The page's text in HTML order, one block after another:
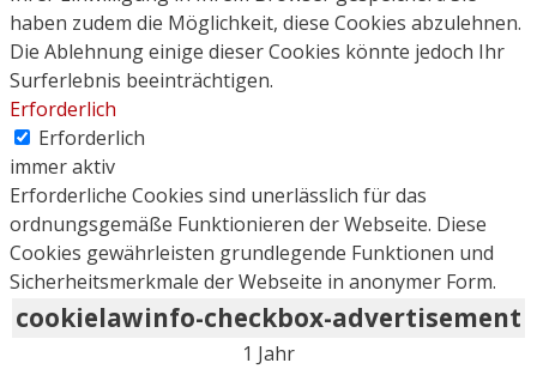
haben zudem die Möglichkeit, diese Cookies abzulehnen.
Die Ablehnung einige dieser Cookies könnte jedoch Ihr
Surferlebnis beeinträchtigen.
Erforderlich
Erforderlich
immer aktiv
Erforderliche Cookies sind unerlässlich für das
ordnungsgemäße Funktionieren der Webseite. Diese
Cookies gewährleisten grundlegende Funktionen und
Sicherheitsmerkmale der Webseite in anonymer Form.
cookielawinfo-checkbox-advertisement
1 Jahr